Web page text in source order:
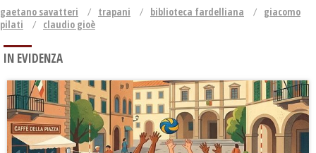
gaetano savatteri trapani biblioteca fardelliana
giacomo
pilati
claudio gioè
IN EVIDENZA